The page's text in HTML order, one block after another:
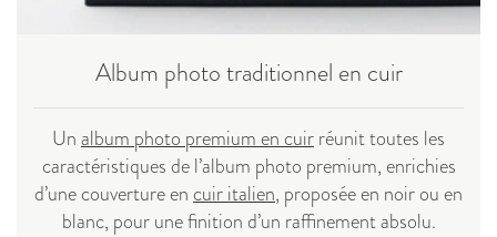
Album photo traditionnel en cuir
Unalbum photo premium en cuirréunit toutes les
caractéristiques de l’album photo premium, enrichies
d’une couverture en cuir italien, proposée en noir ou en
blanc, pour une finition d’un raffinement absolu.